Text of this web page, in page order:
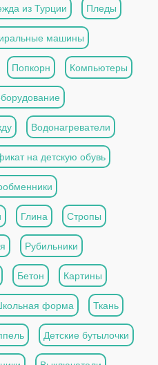
из Турции Пледы
машины
Попкорн Компьютеры
Водонагреватели
на детскую обувь
Глина Стропы
Рубильники
Бетон Картины
форма Ткань
Детские бутылочки